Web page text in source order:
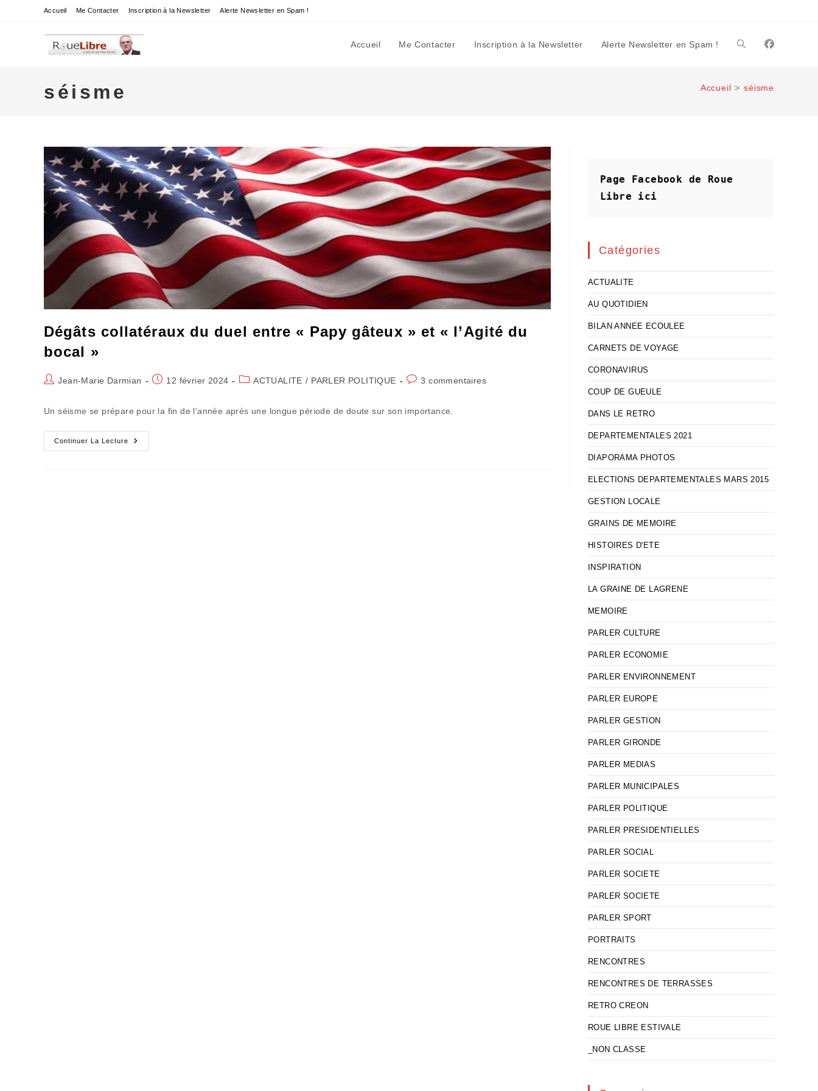
Accueil Me Contacter Inscription à la Newsletter Alerte Newsletter en Spam !
Accueil Me Contacter Inscription à la Newsletter Alerte Newsletter en Spam ! Toggle
website
séisme Accueil > séisme
Dégâts collatéraux du duel entre « Papy gâteux » et « l’Agité du
bocal »
Auteur/autrice
publication :
Jean-Marie Darmian
Publication
12 février 2024
PostACTUALITE / PARLER POLITIQUE
Commentaires
publication :
3 commentaires
Un séisme se prépare pour la fin de l’année après une longue période de doute sur son importance.
Continuer La Lecture
Dégâts
Collatéraux
Page Facebook de Roue
Libre
ici
Catégories
ACTUALITE
AU QUOTIDIEN
BILAN ANNEE ECOULEE
CARNETS DE VOYAGE
CORONAVIRUS
COUP DE GUEULE
DANS LE RETRO
DEPARTEMENTALES 2021
DIAPORAMA PHOTOS
ELECTIONS DEPARTEMENTALES MARS 2015
GESTION LOCALE
GRAINS DE MEMOIRE
HISTOIRES D'ETE
INSPIRATION
LA GRAINE DE LAGRENE
MEMOIRE
PARLER CULTURE
PARLER ECONOMIE
PARLER ENVIRONNEMENT
PARLER EUROPE
PARLER GESTION
PARLER GIRONDE
PARLER MEDIAS
PARLER MUNICIPALES
PARLER POLITIQUE
PARLER PRESIDENTIELLES
PARLER SOCIAL
PARLER SOCIETE
PARLER SOCIETE
PARLER SPORT
PORTRAITS
RENCONTRES
RENCONTRES DE TERRASSES
RETRO CREON
ROUE LIBRE ESTIVALE
_NON CLASSE